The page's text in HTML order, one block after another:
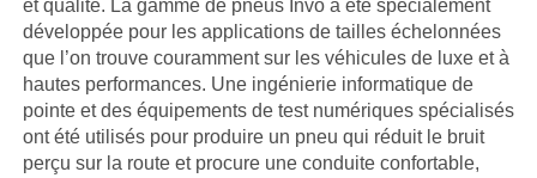
et qualité. La gamme de pneus Invo a été spécialement
développée pour les applications de tailles échelonnées
que l’on trouve couramment sur les véhicules de luxe et à
hautes performances. Une ingénierie informatique de
pointe et des équipements de test numériques spécialisés
ont été utilisés pour produire un pneu qui réduit le bruit
perçu sur la route et procure une conduite confortable,